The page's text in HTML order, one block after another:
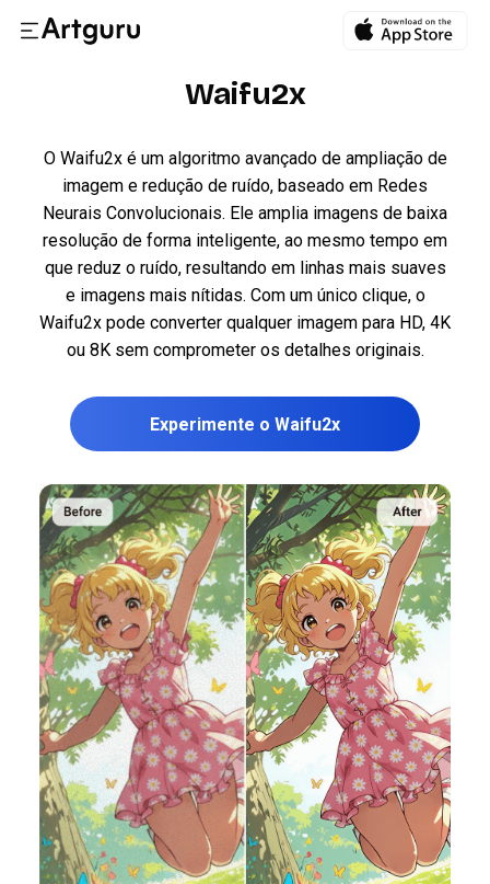
Waifu2x
O Waifu2x é um algoritmo avançado de ampliação de
imagem e redução de ruído, baseado em Redes
Neurais Convolucionais. Ele amplia imagens de baixa
resolução de forma inteligente, ao mesmo tempo em
que reduz o ruído, resultando em linhas mais suaves
e imagens mais nítidas. Com um único clique, o
Waifu2x pode converter qualquer imagem para HD, 4K
ou 8K sem comprometer os detalhes originais.
Experimente o Waifu2x